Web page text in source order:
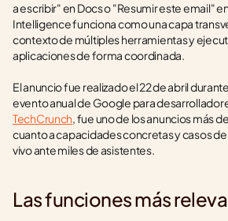
a escribir" en Docs o "Resumir este email"
Intelligence funciona como una capa
contexto de múltiples herramientas y
aplicaciones de forma coordinada.
El anuncio fue realizado el 22 de abril
TechCrunch, fue uno de los anuncios más
cuanto a capacidades concretas y casos
vivo ante miles de asistentes.
Las funciones más